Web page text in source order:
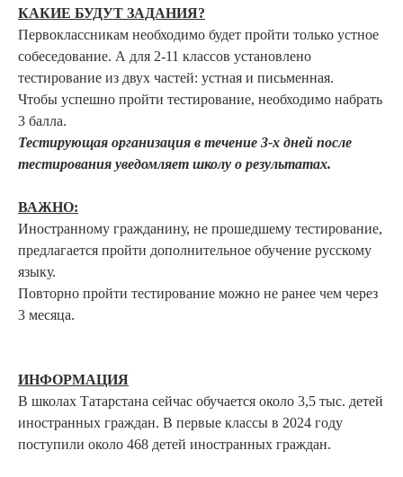
КАКИЕ БУДУТ ЗАДАНИЯ?
Первоклассникам необходимо будет пройти только устное
собеседование. А для 2-11 классов установлено
тестирование из двух частей: устная и письменная.
Чтобы успешно пройти тестирование, необходимо набрать
3 балла.
Тестирующая организация в течение 3-х дней после
тестирования уведомляет школу о результатах.
ВАЖНО:
Иностранному гражданину, не прошедшему тестирование,
предлагается пройти дополнительное обучение русскому
языку.
Повторно пройти тестирование можно не ранее чем через
3 месяца.
ИНФОРМАЦИЯ
В школах Татарстана сейчас обучается около 3,5 тыс. детей
иностранных граждан. В первые классы в 2024 году
поступили около 468 детей иностранных граждан.